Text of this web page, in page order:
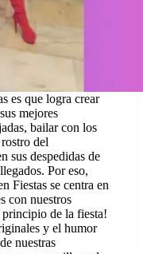
es que logra crear
mejores
bailar con los
del
sus despedidas de
Por eso,
Fiestas se centra en
con nuestros
de la fiesta!
y el humor
nuestras